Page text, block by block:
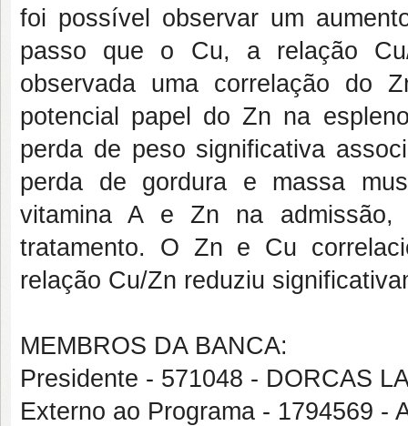
foi possível observar um
passo que o Cu, a relação
observada uma correlação do
potencial papel do Zn na
perda de peso significativa
perda de gordura e massa
vitamina A e Zn na admissão,
tratamento. O Zn e Cu
relação Cu/Zn reduziu
MEMBROS DA BANCA:
Presidente - 571048 - DORCAS
Externo ao Programa - 1794569 -